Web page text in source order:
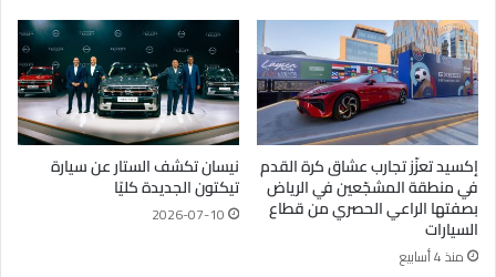
إكسيد تعزّز تجارب عشاق كرة القدم
في منطقة المشجّعين في الرياض
بصفتها الراعي الحصري من قطاع
السيارات
منذ 4 أسابيع
نيسان تكشف الستار عن سيارة
تيكتون الجديدة كليًا
2026-07-10